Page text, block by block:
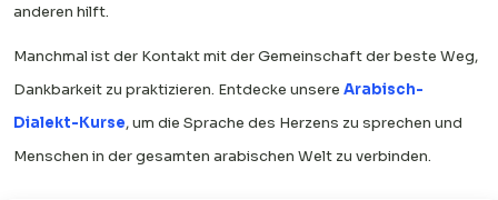
anderen hilft.
Manchmal ist der Kontakt mit der Gemeinschaft der beste Weg,
Dankbarkeit zu praktizieren. Entdecke unsere Arabisch-
Dialekt-Kurse, um die Sprache des Herzens zu sprechen und
Menschen in der gesamten arabischen Welt zu verbinden.